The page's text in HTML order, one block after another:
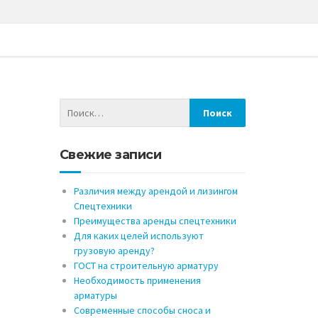
Свежие записи
Различия между арендой и лизингом
Спецтехники
Преимущества аренды спецтехники
Для каких целей используют
грузовую аренду?
ГОСТ на строительную арматуру
Необходимость применения
арматуры
Современные способы сноса и